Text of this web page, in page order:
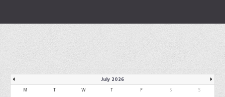
July 2026
M T W T F S
S